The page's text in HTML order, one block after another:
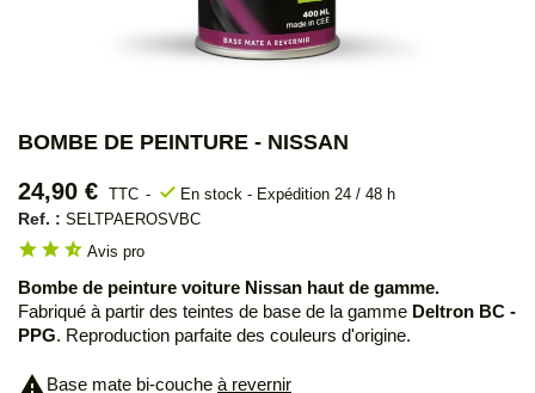
BOMBE DE PEINTURE - NISSAN
24,90 € TTC check En stock - Expédition 24 / 48 h
Ref. : SELTPAEROSVBC
star star star_half Avis pro
Bombe de peinture voiture Nissan haut de gamme.
Fabriqué à partir des teintes de base de la gamme Deltron BC -
PPG. Reproduction parfaite des couleurs d'origine.
warningBase mate bi-couche à revernir